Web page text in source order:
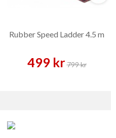
Rubber Speed Ladder 4.5 m
499 kr799 kr